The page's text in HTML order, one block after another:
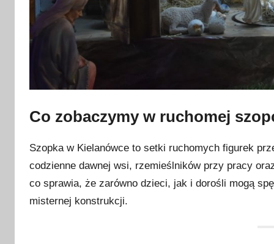
Co zobaczymy w ruchomej
Szopka w Kielanówce to setki ruchomych figurek
codzienne dawnej wsi, rzemieślników przy pracy
co sprawia, że zarówno dzieci, jak i dorośli mogą
misternej konstrukcji.